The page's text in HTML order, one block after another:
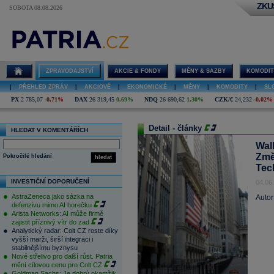
SOBOTA 08.08.2026
ZPRAVODAJSTVÍ AKCIE & FONDY MĚNY & SAZBY
PŘEHLED ZPRÁV AKCIOVÉ EKONOMICKÉ MĚNY KOMODITY
PX 2 785,07 -0,71% DAX 26 319,45 0,69% NDQ 26 690,62 1,30% CZK/€ 24,232 -0,02%
HLEDAT V KOMENTÁŘÍCH
hledat
Pokročilé hledání
INVESTIČNÍ DOPORUČENÍ
AstraZeneca jako sázka na
defenzivu mimo AI horečku
Arista Networks: AI může firmě
zajistit příznivý vítr do zad
Analytický radar: Colt CZ roste díky
vyšší marži, širší integraci i
stabilnějšímu byznysu
Nové střelivo pro další růst. Patria
mění cílovou cenu pro Colt CZ
Detail - články